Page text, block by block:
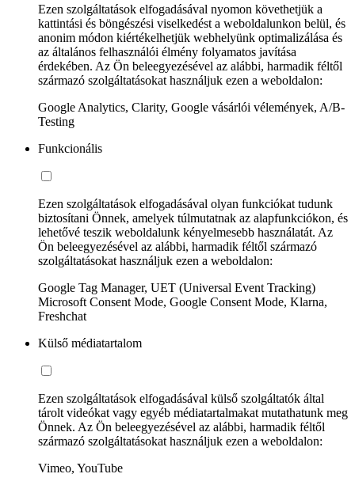
Ezen szolgáltatások elfogadásával nyomon követhetjük a
kattintási és böngészési viselkedést a weboldalunkon belül, és
anonim módon kiértékelhetjük webhelyünk optimalizálása és
az általános felhasználói élmény folyamatos javítása
érdekében. Az Ön beleegyezésével az alábbi, harmadik féltől
származó szolgáltatásokat használjuk ezen a weboldalon:
Google Analytics, Clarity, Google vásárlói vélemények, A/B-
Testing
Funkcionális
Ezen szolgáltatások elfogadásával olyan funkciókat tudunk
biztosítani Önnek, amelyek túlmutatnak az alapfunkciókon, és
lehetővé teszik weboldalunk kényelmesebb használatát. Az
Ön beleegyezésével az alábbi, harmadik féltől származó
szolgáltatásokat használjuk ezen a weboldalon:
Google Tag Manager, UET (Universal Event Tracking)
Microsoft Consent Mode, Google Consent Mode, Klarna,
Freshchat
Külső médiatartalom
Ezen szolgáltatások elfogadásával külső szolgáltatók által
tárolt videókat vagy egyéb médiatartalmakat mutathatunk meg
Önnek. Az Ön beleegyezésével az alábbi, harmadik féltől
származó szolgáltatásokat használjuk ezen a weboldalon:
Vimeo, YouTube